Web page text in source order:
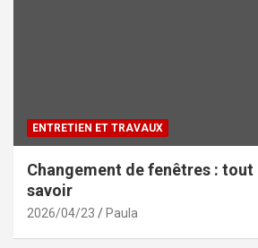
ENTRETIEN ET TRAVAUX
Changement de fenêtres : tout
savoir
2026/04/23 Paula